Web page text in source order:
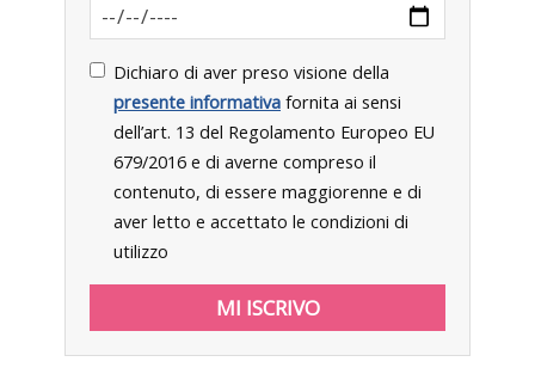
Dichiaro di aver preso visione della
presente informativa fornita ai sensi
dell’art. 13 del Regolamento Europeo EU
679/2016 e di averne compreso il
contenuto, di essere maggiorenne e di
aver letto e accettato le condizioni di
utilizzo